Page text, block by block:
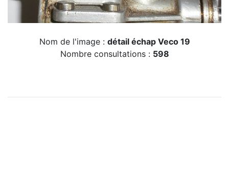
Nom de l'image : détail échap Veco 19
Nombre consultations : 598